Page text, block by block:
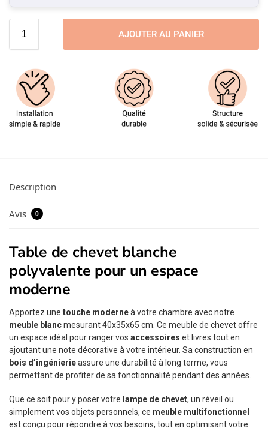
AJOUTER AU PANIER
Description
Avis 0
Table de chevet blanche
polyvalente pour un espace
moderne
Apportez une touche moderneà votre chambre avec notre
meuble blancmesurant 40x35x65 cm. Ce meuble de chevet offre
un espace idéal pour ranger vos accessoires et livres tout en
ajoutant une note décorative à votre intérieur. Sa construction en
bois d’ingénierieassure une durabilité à long terme, vous
permettant de profiter de sa fonctionnalité pendant des années.
Que ce soit pour y poser votre lampe de chevet, un réveil ou
simplement vos objets personnels, ce meuble multifonctionnel
est conçu pour répondre à vos besoins, tout en optimisant votre